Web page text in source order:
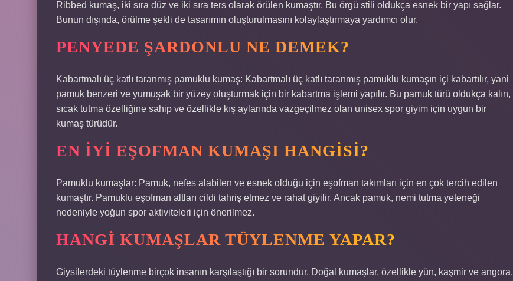
Ribbed kumaş, iki sıra düz ve iki sıra ters olarak örülen kumaştır. Bu örgü stili oldukça esnek bir yapı sağlar.
Bunun dışında, örülme şekli de tasarımın oluşturulmasını kolaylaştırmaya yardımcı olur.
PENYEDE ŞARDONLU NE DEMEK?
Kabartmalı üç katlı taranmış pamuklu kumaş: Kabartmalı üç katlı taranmış pamuklu kumaşın içi kabartılır, yani
pamuk benzeri ve yumuşak bir yüzey oluşturmak için bir kabartma işlemi yapılır. Bu pamuk türü oldukça kalın,
sıcak tutma özelliğine sahip ve özellikle kış aylarında vazgeçilmez olan unisex spor giyim için uygun bir
kumaş türüdür.
EN IYI EŞOFMAN KUMAŞI HANGISI?
Pamuklu kumaşlar: Pamuk, nefes alabilen ve esnek olduğu için eşofman takımları için en çok tercih edilen
kumaştır. Pamuklu eşofman altları cildi tahriş etmez ve rahat giyilir. Ancak pamuk, nemi tutma yeteneği
nedeniyle yoğun spor aktiviteleri için önerilmez.
HANGI KUMAŞLAR TÜYLENME YAPAR?
Giysilerdeki tüylenme birçok insanın karşılaştığı bir sorundur. Doğal kumaşlar, özellikle yün, kaşmir ve angora,